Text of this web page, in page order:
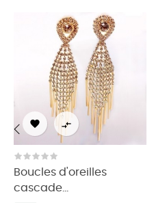
 
Boucles d'oreilles
cascade...
‹